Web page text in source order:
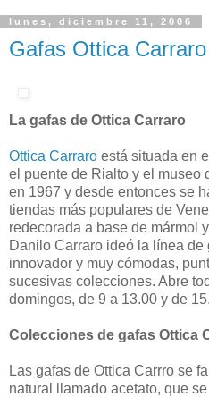
lunes, diciembre 11, 2006
Gafas Ottica Carraro
La gafas de Ottica Carraro
Ottica Carraro está situada en
el puente de Rialto y el museo
en 1967 y desde entonces se
tiendas más populares de
redecorada a base de mármol
Danilo Carraro ideó la línea de
innovador y muy cómodas,
sucesivas colecciones. Abre
domingos, de 9 a 13.00 y de
Colecciones de gafas Ottica
Las gafas de Ottica Carrro se
natural llamado acetato, que